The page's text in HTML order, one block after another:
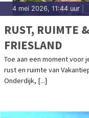
4 mei 2026, 11:44 uur
RUST, RUIMTE
FRIESLAND
Toe aan een moment voor
rust en ruimte van
Onderdijk, [...]